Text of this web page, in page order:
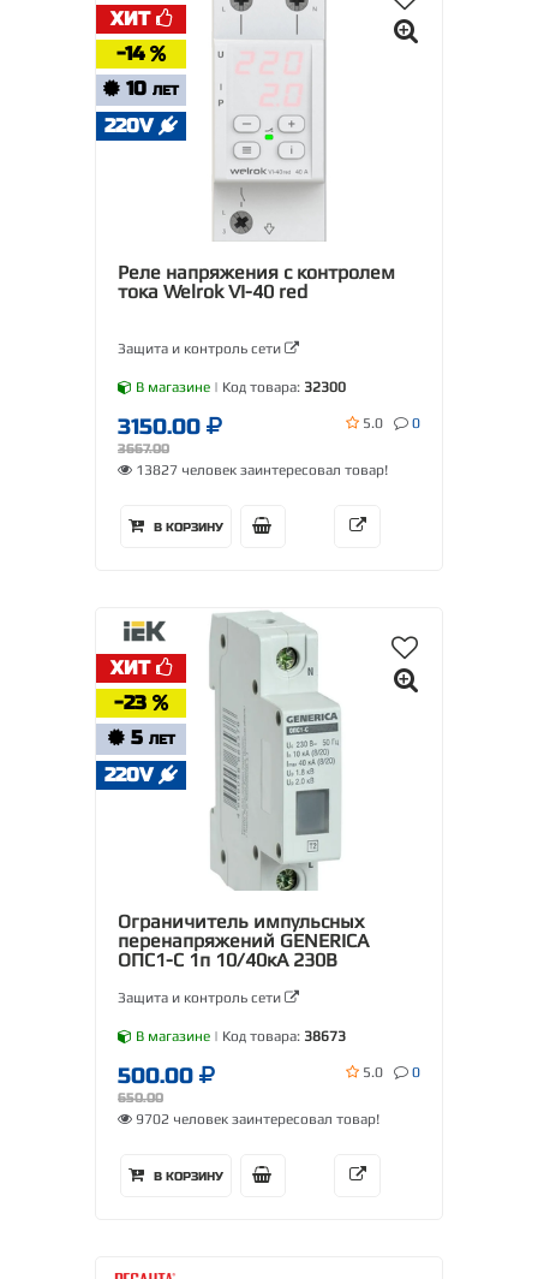
ХИТ
-14
10 ЛЕТ
220V
Реле напряжения с контролем
тока Welrok VI-40 red
Защита и контроль сети
В магазине | Код товара: 32300
3150.00
3667.00
5.0 0
13827 человек заинтересовал товар!
В КОРЗИНУ
ХИТ
-23
5 ЛЕТ
220V
Ограничитель импульсных
перенапряжений GENERICA
ОПС1-C 1п 10/40кА 230В
Защита и контроль сети
В магазине | Код товара: 38673
500.00
650.00
5.0 0
9702 человек заинтересовал товар!
В КОРЗИНУ